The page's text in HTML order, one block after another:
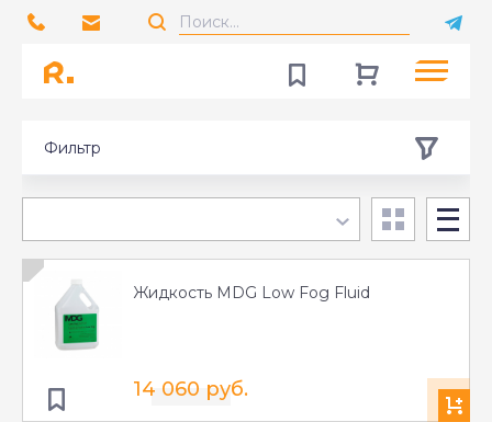
Фильтр
Жидкость MDG Low Fog Fluid
14 060 руб.